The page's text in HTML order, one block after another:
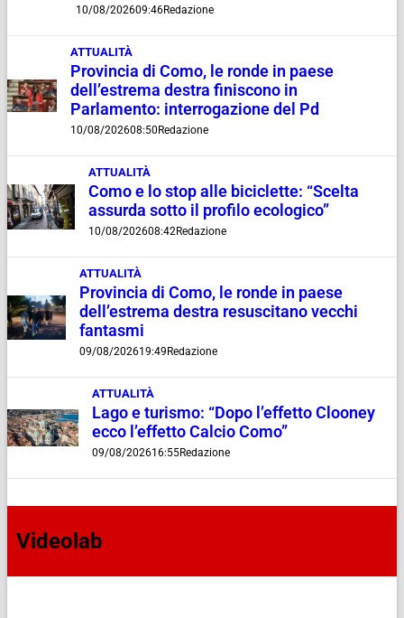
10/08/202609:46Redazione
ATTUALITÀ
Provincia di Como, le ronde in paese
dell’estrema destra finiscono in
Parlamento: interrogazione del Pd
10/08/202608:50 Redazione
ATTUALITÀ
Como e lo stop alle biciclette: “Scelta
assurda sotto il profilo ecologico”
10/08/202608:42Redazione
ATTUALITÀ
Provincia di Como, le ronde in paese
dell’estrema destra resuscitano vecchi
fantasmi
09/08/202619:49 Redazione
ATTUALITÀ
Lago e turismo: “Dopo l’effetto Clooney
ecco l’effetto Calcio Como”
09/08/202616:55Redazione
Videolab